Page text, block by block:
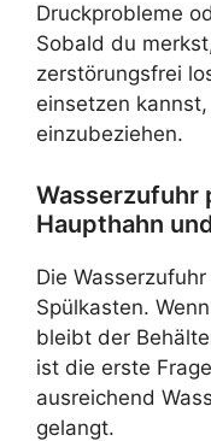
Druckprobleme
Sobald du
zerstörungsfrei
einsetzen
einzubeziehen.
Wasserzufuhr
Haupthahn
Die
Spülkasten.
bleibt der
ist die erste
ausreichend
gelangt.